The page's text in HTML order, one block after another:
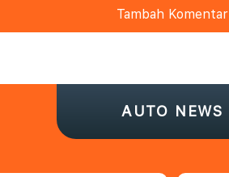
Tambah Komentar
AUTO NEWS